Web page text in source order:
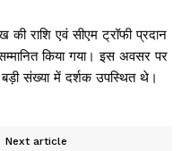
की राशि एवं सीएम ट्रॉफी प्रदान
किया गया। इस अवसर पर
संख्या में दर्शक उपस्थित थे।
Next article